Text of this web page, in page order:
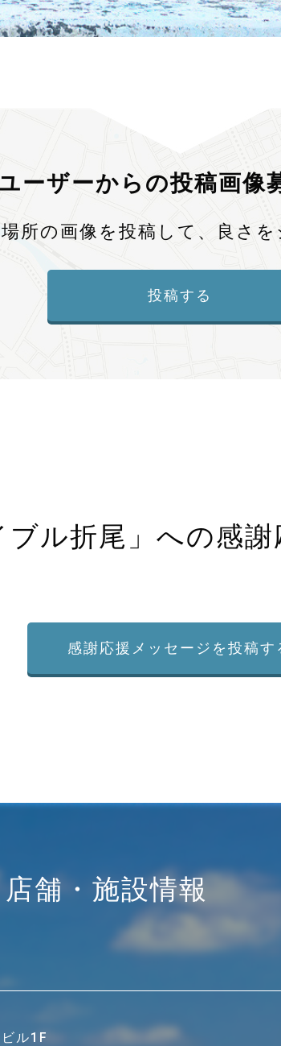
ーザーからの投稿画像
所の画像を投稿して、良さ
投稿する
ブル折尾 」への感
感謝応援メッセージを投稿す
店舗・施設情報
ル1F